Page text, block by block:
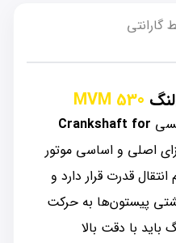
گارانتی
MVM 530
Crankshaft for
اصلی و اساسی موتور
قدرت قرار دارد و
پیستون‌ها به حرکت
با دقت بالا